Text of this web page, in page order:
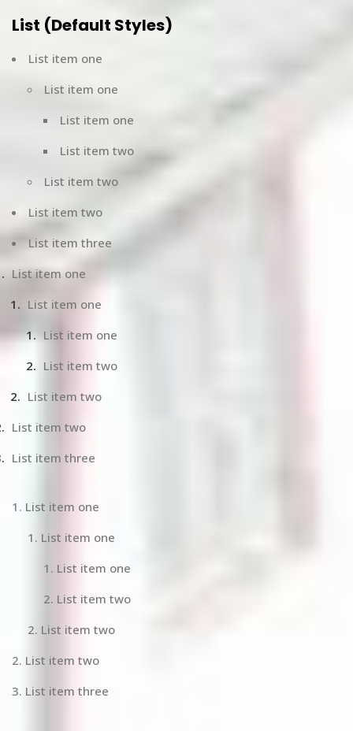
List (Default Styles)
List item one
List item one
List item one
List item two
List item two
List item two
List item three
List item one
List item one
List item one
List item two
List item two
List item two
List item three
List item one
List item one
List item one
List item two
List item two
List item two
List item three